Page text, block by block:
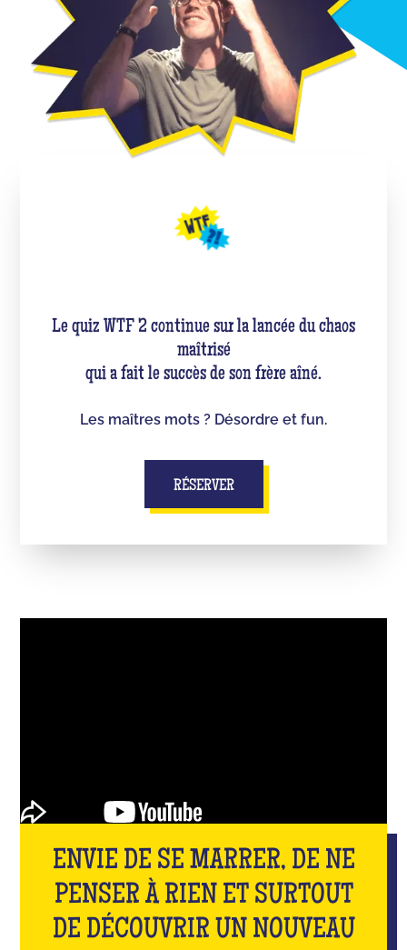
Le quiz WTF 2 continue sur la lancée du chaos
maîtrisé
qui a fait le succès de son frère aîné.
Les maîtres mots ? Désordre et fun.
RÉSERVER
ENVIE DE SE MARRER, DE NE
PENSER À RIEN ET SURTOUT
DE DÉCOUVRIR UN NOUVEAU